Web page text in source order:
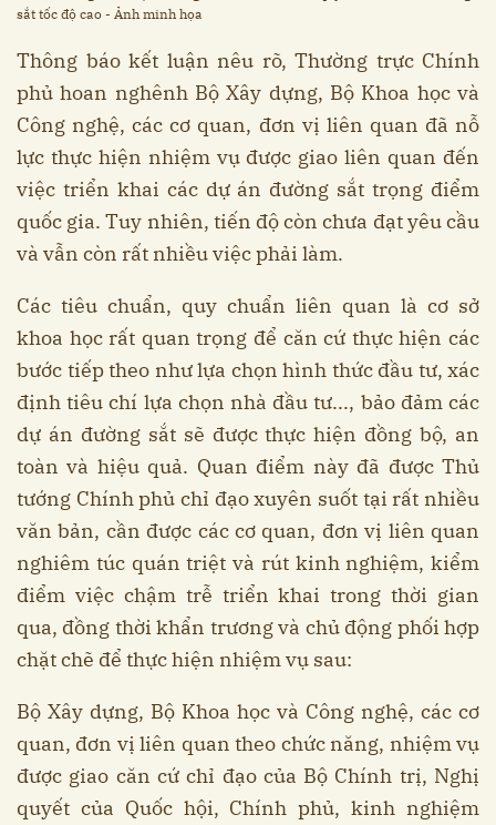
sắt tốc độ cao - Ảnh minh họa
Thông báo kết luận nêu rõ, Thường trực Chính
phủ hoan nghênh Bộ Xây dựng, Bộ Khoa học và
Công nghệ, các cơ quan, đơn vị liên quan đã nỗ
lực thực hiện nhiệm vụ được giao liên quan đến
việc triển khai các dự án đường sắt trọng điểm
quốc gia. Tuy nhiên, tiến độ còn chưa đạt yêu cầu
và vẫn còn rất nhiều việc phải làm.
Các tiêu chuẩn, quy chuẩn liên quan là cơ sở
khoa học rất quan trọng để căn cứ thực hiện các
bước tiếp theo như lựa chọn hình thức đầu tư, xác
định tiêu chí lựa chọn nhà đầu tư..., bảo đảm các
dự án đường sắt sẽ được thực hiện đồng bộ, an
toàn và hiệu quả. Quan điểm này đã được Thủ
tướng Chính phủ chỉ đạo xuyên suốt tại rất nhiều
văn bản, cần được các cơ quan, đơn vị liên quan
nghiêm túc quán triệt và rút kinh nghiệm, kiểm
điểm việc chậm trễ triển khai trong thời gian
qua, đồng thời khẩn trương và chủ động phối hợp
chặt chẽ để thực hiện nhiệm vụ sau:
Bộ Xây dựng, Bộ Khoa học và Công nghệ, các cơ
quan, đơn vị liên quan theo chức năng, nhiệm vụ
được giao căn cứ chỉ đạo của Bộ Chính trị, Nghị
quyết của Quốc hội, Chính phủ, kinh nghiệm